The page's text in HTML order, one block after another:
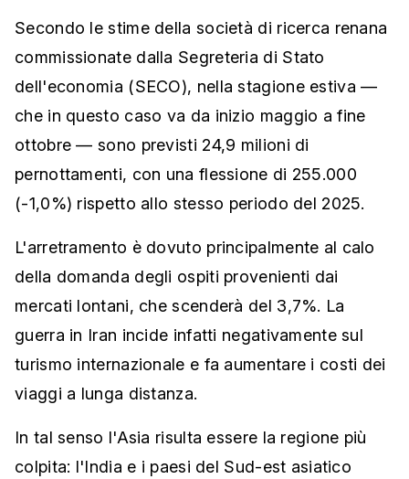
Secondo le stime della società di ricerca renana
commissionate dalla Segreteria di Stato
dell'economia (SECO), nella stagione estiva —
che in questo caso va da inizio maggio a fine
ottobre — sono previsti 24,9 milioni di
pernottamenti, con una flessione di 255.000
(-1,0%) rispetto allo stesso periodo del 2025.
L'arretramento è dovuto principalmente al calo
della domanda degli ospiti provenienti dai
mercati lontani, che scenderà del 3,7%. La
guerra in Iran incide infatti negativamente sul
turismo internazionale e fa aumentare i costi dei
viaggi a lunga distanza.
In tal senso l'Asia risulta essere la regione più
colpita: l'India e i paesi del Sud-est asiatico